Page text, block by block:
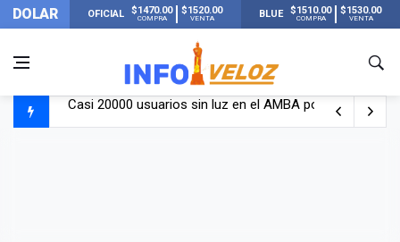
DOLAR OFICIAL $1470.00
COMPRA
$1520.00
VENTA BLUE $1510.00
COMPRA
$1530.00
VENTA
Casi 20000 usuarios sin luz en el AMBA por el temporal
Candela Arizaga rompió el silencio tras el incidente